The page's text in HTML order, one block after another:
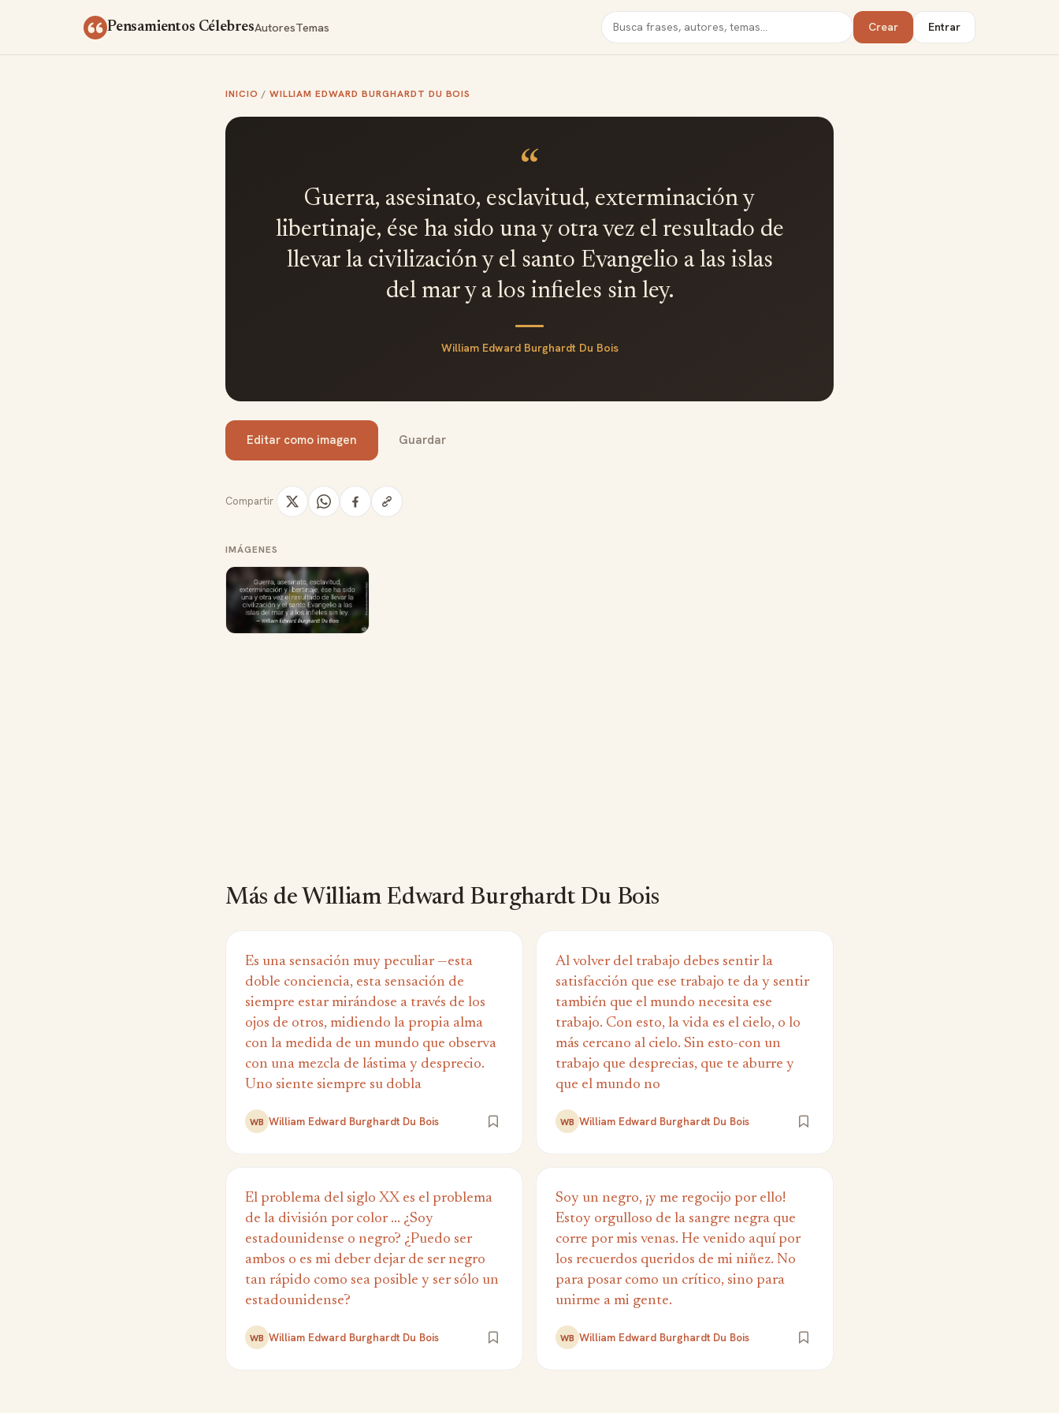
Pensamientos CélebresAutoresTemas Buscar Crear Entrar
INICIO / WILLIAM EDWARD BURGHARDT DU BOIS
“
Guerra, asesinato, esclavitud, exterminación y
libertinaje, ése ha sido una y otra vez el resultado de
llevar la civilización y el santo Evangelio a las islas
del mar y a los infieles sin ley.
William Edward Burghardt Du Bois
Editar como imagen Guardar
Compartir
IMÁGENES
Más de William Edward Burghardt Du Bois
Es una sensación muy peculiar —esta
doble conciencia, esta sensación de
siempre estar mirándose a través de los
ojos de otros, midiendo la propia alma
con la medida de un mundo que observa
con una mezcla de lástima y desprecio.
Uno siente siempre su dobla
WB William Edward Burghardt Du Bois
Al volver del trabajo debes sentir la
satisfacción que ese trabajo te da y sentir
también que el mundo necesita ese
trabajo. Con esto, la vida es el cielo, o lo
más cercano al cielo. Sin esto-con un
trabajo que desprecias, que te aburre y
que el mundo no
WB William Edward Burghardt Du Bois
El problema del siglo XX es el problema
de la división por color ... ¿Soy
estadounidense o negro? ¿Puedo ser
ambos o es mi deber dejar de ser negro
tan rápido como sea posible y ser sólo un
estadounidense?
WB William Edward Burghardt Du Bois
Soy un negro, ¡y me regocijo por ello!
Estoy orgulloso de la sangre negra que
corre por mis venas. He venido aquí por
los recuerdos queridos de mi niñez. No
para posar como un crítico, sino para
unirme a mi gente.
WB William Edward Burghardt Du Bois